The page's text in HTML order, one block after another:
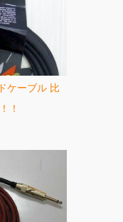
ケーブル 比
！